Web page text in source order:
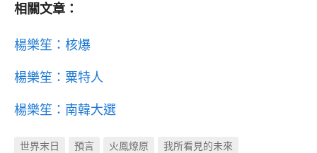
相關文章：
楊樂笙：核爆
楊樂笙：粟特人
楊樂笙：南韓大選
世界末日 預言 火鳳燎原 我所看見的未來